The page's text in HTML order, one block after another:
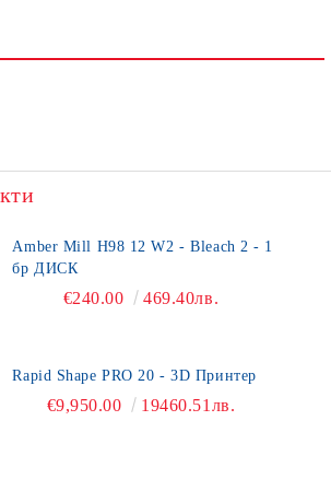
Amber Mill H98 12 W2 - Bleach 2 - 1
бр ДИСК
€240.00 469.40лв.
Rapid Shape PRO 20 - 3D Принтер
€9,950.00 19460.51лв.